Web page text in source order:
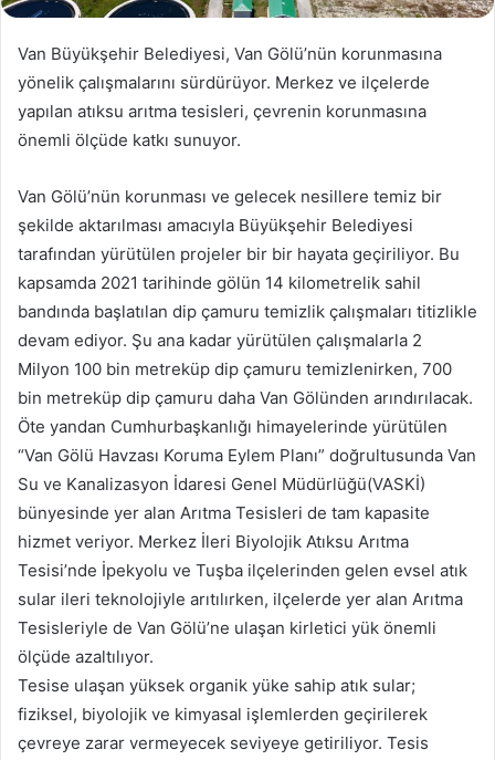
Van Büyükşehir Belediyesi, Van Gölü’nün korunmasına
yönelik çalışmalarını sürdürüyor. Merkez ve ilçelerde
yapılan atıksu arıtma tesisleri, çevrenin korunmasına
önemli ölçüde katkı sunuyor.
Van Gölü’nün korunması ve gelecek nesillere temiz bir
şekilde aktarılması amacıyla Büyükşehir Belediyesi
tarafından yürütülen projeler bir bir hayata geçiriliyor. Bu
kapsamda 2021 tarihinde gölün 14 kilometrelik sahil
bandında başlatılan dip çamuru temizlik çalışmaları titizlikle
devam ediyor. Şu ana kadar yürütülen çalışmalarla 2
Milyon 100 bin metreküp dip çamuru temizlenirken, 700
bin metreküp dip çamuru daha Van Gölünden arındırılacak.
Öte yandan Cumhurbaşkanlığı himayelerinde yürütülen
“Van Gölü Havzası Koruma Eylem Planı” doğrultusunda Van
Su ve Kanalizasyon İdaresi Genel Müdürlüğü(VASKİ)
bünyesinde yer alan Arıtma Tesisleri de tam kapasite
hizmet veriyor. Merkez İleri Biyolojik Atıksu Arıtma
Tesisi’nde İpekyolu ve Tuşba ilçelerinden gelen evsel atık
sular ileri teknolojiyle arıtılırken, ilçelerde yer alan Arıtma
Tesisleriyle de Van Gölü’ne ulaşan kirletici yük önemli
ölçüde azaltılıyor.
Tesise ulaşan yüksek organik yüke sahip atık sular;
fiziksel, biyolojik ve kimyasal işlemlerden geçirilerek
çevreye zarar vermeyecek seviyeye getiriliyor. Tesis